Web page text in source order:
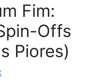
Fim:
Offs
Piores)